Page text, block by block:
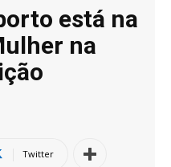
está na
na
Twitter